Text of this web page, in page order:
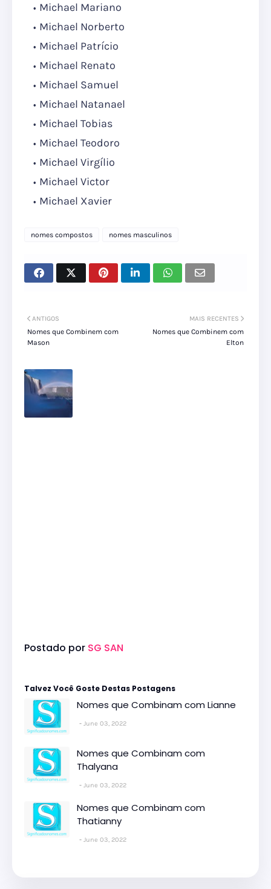
Michael Mariano
Michael Norberto
Michael Patrício
Michael Renato
Michael Samuel
Michael Natanael
Michael Tobias
Michael Teodoro
Michael Virgílio
Michael Victor
Michael Xavier
nomes compostos nomes masculinos
MAIS RECENTES
Nomes que Combinem com
Elton
ANTIGOS
Nomes que Combinem com
Mason
Postado por SG SAN
Talvez Você Goste Destas Postagens
Nomes que Combinam com Lianne
June 03, 2022
Nomes que Combinam com
Thalyana
June 03, 2022
Nomes que Combinam com
Thatianny
June 03, 2022